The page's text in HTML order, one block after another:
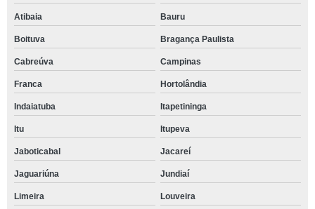
Atibaia Bauru
Boituva Bragança Paulista
Cabreúva Campinas
Franca Hortolândia
Indaiatuba Itapetininga
Itu Itupeva
Jaboticabal Jacareí
Jaguariúna Jundiaí
Limeira Louveira